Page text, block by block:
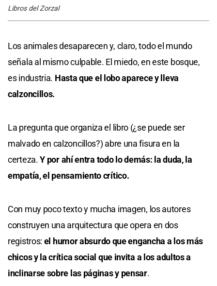
Libros del Zorzal
Los animales desaparecen y, claro, todo el mundo
señala al mismo culpable. El miedo, en este bosque,
es industria. Hasta que el lobo aparece y lleva
calzoncillos.
La pregunta que organiza el libro (¿se puede ser
malvado en calzoncillos?) abre una fisura en la
certeza.Y por ahí entra todo lo demás: la duda, la
empatía, el pensamiento crítico.
Con muy poco texto y mucha imagen, los autores
construyen una arquitectura que opera en dos
registros: el humor absurdo que engancha a los más
chicos y la crítica social que invita a los adultos a
inclinarse sobre las páginas y pensar.